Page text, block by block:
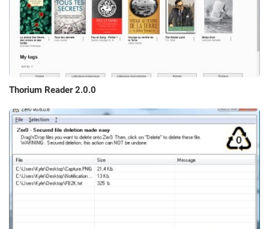
Thorium Reader 2.0.0